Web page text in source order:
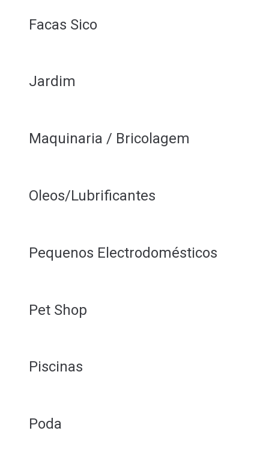
Facas Sico
Jardim
Maquinaria / Bricolagem
Oleos/Lubrificantes
Pequenos Electrodomésticos
Pet Shop
Piscinas
Poda